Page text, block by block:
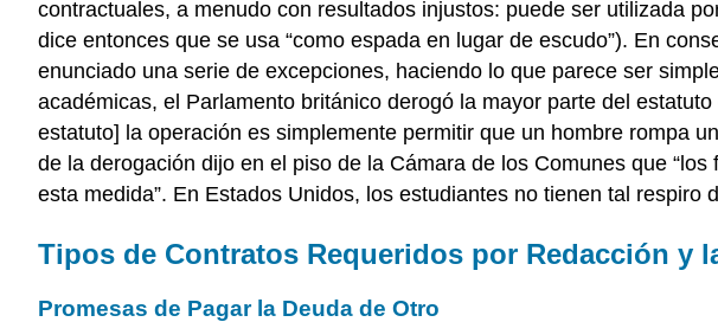
contractuales, a menudo con resultados injustos: puede ser utilizada
dice entonces que se usa “como espada en lugar de escudo”). En
enunciado una serie de excepciones, haciendo lo que parece ser
académicas, el Parlamento británico derogó la mayor parte del
estatuto] la operación es simplemente permitir que un hombre rompa
de la derogación dijo en el piso de la Cámara de los Comunes que
esta medida”. En Estados Unidos, los estudiantes no tienen tal
Tipos de Contratos Requeridos por Redacción y
Promesas de Pagar la Deuda de Otro